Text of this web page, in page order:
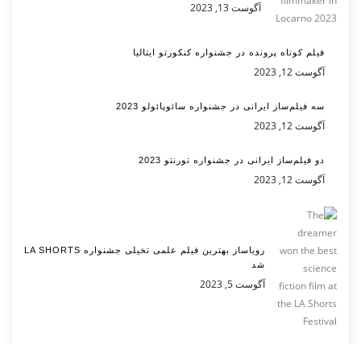
آگوست 13, 2023
فیلم کوتاه پرونده در جشنواره کنکورتو ایتالیا
آگوست 12, 2023
سه فیلم‌ساز ایرانی در جشنواره سائوپائولو 2023
آگوست 12, 2023
دو فیلم‌ساز ایرانی در جشنواره تورنتو 2023
آگوست 12, 2023
رویاساز بهترین فیلم علمی تخیلی جشنواره LA SHORTS
شد
آگوست 5, 2023